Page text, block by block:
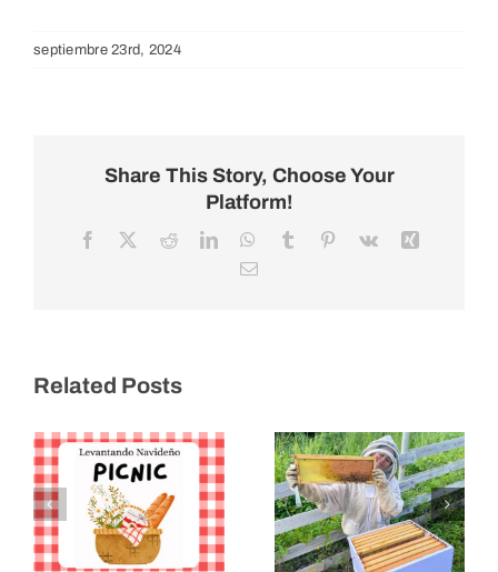
septiembre 23rd, 2024
Share This Story, Choose Your
Platform!
Facebook RedditLinkedInWhatsApp
Tumblr Pinterest
Vk
Email
Related Posts
de Fondos
2025